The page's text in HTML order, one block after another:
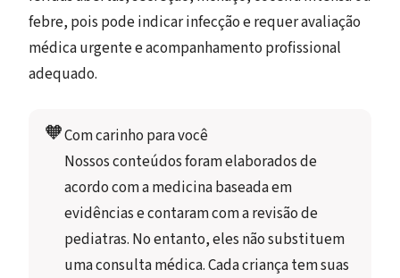
febre, pois pode indicar infecção e requer avaliação
médica urgente e acompanhamento profissional
adequado.
🧡Com carinho para você
Nossos conteúdos foram elaborados de
acordo com a medicina baseada em
evidências e contaram com a revisão de
pediatras. No entanto, eles não substituem
uma consulta médica. Cada criança tem suas